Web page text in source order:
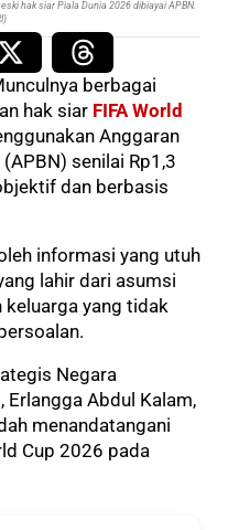
hak siar Piala Dunia 2026 dibiayai APBN.
berbagai
hak siar FIFA World
Anggaran
senilai Rp1,3
dan berbasis
informasi yang utuh
lahir dari asumsi
keluarga yang tidak
Negara
Erlangga Abdul Kalam,
menandatangani
Cup 2026 pada